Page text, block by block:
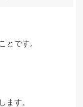
とです。
ます。